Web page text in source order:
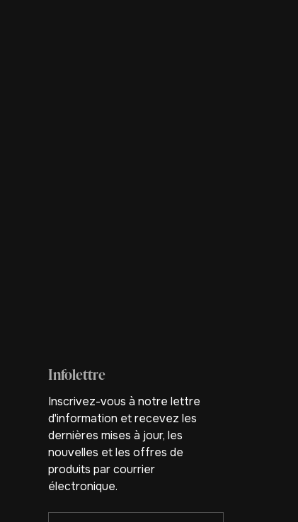
Infolettre
Inscrivez-vous à notre lettre
d'information et recevez les
dernières mises à jour, les
nouvelles et les offres de
produits par courrier
électronique.